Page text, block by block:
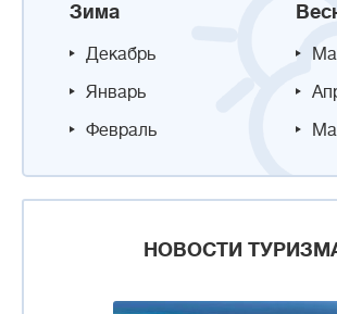
Зима
Декабрь
Январь
Февраль
НОВОСТИ